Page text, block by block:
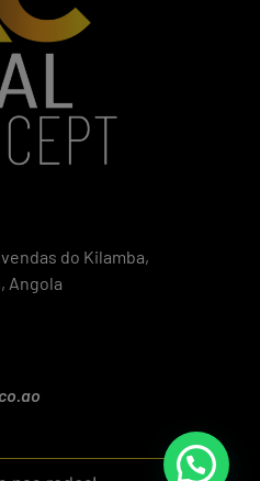
do Kilamba,
Angola